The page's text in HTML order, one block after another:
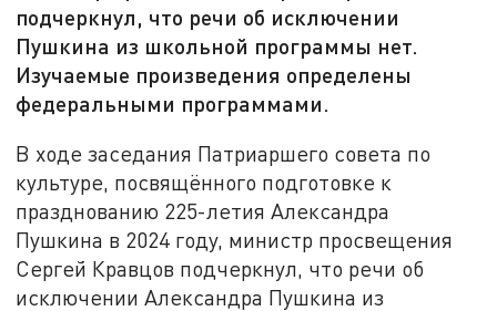
подчеркнул, что речи об исключении
Пушкина из школьной программы нет.
Изучаемые произведения определены
федеральными программами.
В ходе заседания Патриаршего совета по
культуре, посвящённого подготовке к
празднованию 225-летия Александра
Пушкина в 2024 году, министр просвещения
Сергей Кравцов подчеркнул, что речи об
исключении Александра Пушкина из